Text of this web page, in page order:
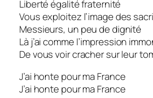
Liberté égalité fraternité
Vous exploitez l’image des
Messieurs, un peu de dignité
Là j’ai comme l’impression
De vous voir cracher sur leur
J’ai honte pour ma France
J’ai honte pour ma France